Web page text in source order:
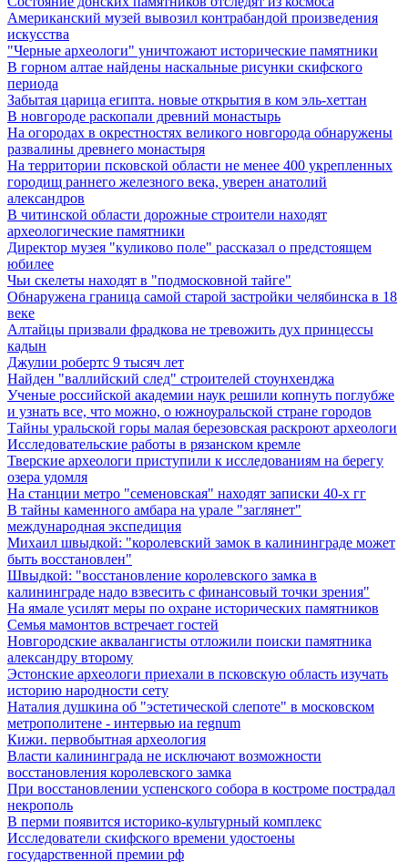
Американский музей вывозил контрабандой произведения
искусства
"Черные археологи" уничтожают исторические памятники
В горном алтае найдены наскальные рисунки скифского
периода
Забытая царица египта. новые открытия в ком эль-хеттан
В новгороде раскопали древний монастырь
На огородах в окрестностях великого новгорода обнаружены
развалины древнего монастыря
На территории псковской области не менее 400 укрепленных
городищ раннего железного века, уверен анатолий
александров
В читинской области дорожные строители находят
археологические памятники
Директор музея "куликово поле" рассказал о предстоящем
юбилее
Чьи скелеты находят в "подмосковной тайге"
Обнаружена граница самой старой застройки челябинска в 18
веке
Алтайцы призвали фрадкова не тревожить дух принцессы
кадын
Джулии робертс 9 тысяч лет
Найден "валлийский след" строителей стоунхенджа
Ученые российской академии наук решили копнуть поглубже
и узнать все, что можно, о южноуральской стране городов
Тайны уральской горы малая березовская раскроют археологи
Исследовательские работы в рязанском кремле
Тверские археологи приступили к исследованиям на берегу
озера удомля
На станции метро "семеновская" находят записки 40-х гг
В тайны каменного амбара на урале "заглянет"
международная экспедиция
Михаил швыдкой: "королевский замок в калининграде может
быть восстановлен"
Швыдкой: "восстановление королевского замка в
калининграде надо взвесить с финансовый точки зрения"
На ямале усилят меры по охране исторических памятников
Семья мамонтов встречает гостей
Новгородские аквалангисты отложили поиски памятника
александру второму
Эстонские археологи приехали в псковскую область изучать
историю народности сету
Наталия душкина об "эстетической слепоте" в московском
метрополитене - интервью иа regnum
Кижи. первобытная археология
Власти калининграда не исключают возможности
восстановления королевского замка
При восстановлении успенского собора в костроме пострадал
некрополь
В перми появится историко-культурный комплекс
Исследователи скифского времени удостоены
государственной премии рф